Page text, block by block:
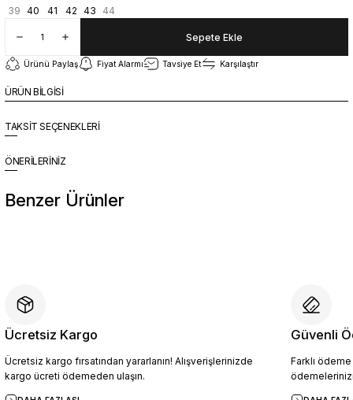
39 40 41 42 43 44
Sepete Ekle
Ürünü Paylaş Fiyat Alarmı Tavsiye Et Karşılaştır
ÜRÜN BİLGİSİ
TAKSİT SEÇENEKLERİ
ÖNERİLERİNİZ
Benzer Ürünler
4.454,10 TL
4.949,00 TL
Sepete Ekle
Ücretsiz Kargo
Ücretsiz kargo fırsatından yararlanın! Alışverişlerinizde
kargo ücreti ödemeden ulaşın.
Güvenli
Farklı